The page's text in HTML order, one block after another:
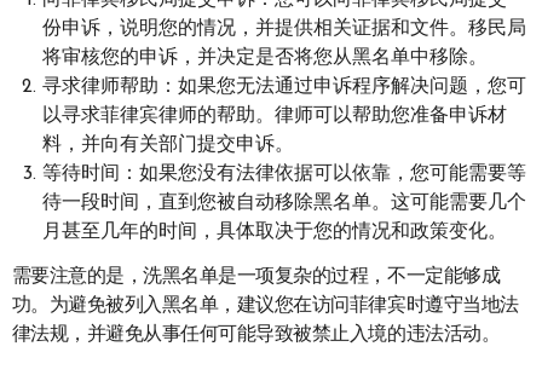
份申诉，说明您的情况，并提供相关证据和文件。移民局
将审核您的申诉，并决定是否将您从黑名单中移除。
寻求律师帮助：如果您无法通过申诉程序解决问题，您可
以寻求菲律宾律师的帮助。律师可以帮助您准备申诉材
料，并向有关部门提交申诉。
等待时间：如果您没有法律依据可以依靠，您可能需要等
待一段时间，直到您被自动移除黑名单。这可能需要几个
月甚至几年的时间，具体取决于您的情况和政策变化。
需要注意的是，洗黑名单是一项复杂的过程，不一定能够成
功。为避免被列入黑名单，建议您在访问菲律宾时遵守当地法
律法规，并避免从事任何可能导致被禁止入境的违法活动。